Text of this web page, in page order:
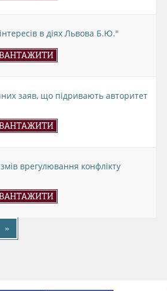
в діях Львова Б.Ю."
заяв, що підривають авторитет
врегулювання конфлікту
»